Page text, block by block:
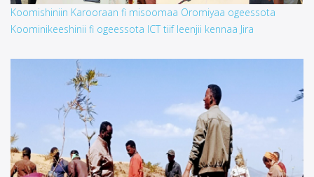
Koomishiniin Karooraan fi misoomaa Oromiyaa ogeessota
Koominikeeshinii fi ogeessota ICT tiif leenjii kennaa Jira